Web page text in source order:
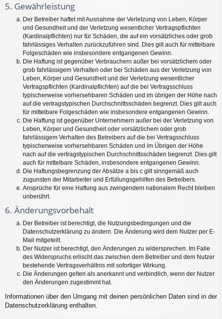
5. Gewährleistung
Der Betreiber haftet mit Ausnahme der Verletzung von Leben, Körper
und Gesundheit und der Verletzung wesentlicher Vertragspflichten
(Kardinalpflichten) nur für Schäden, die auf ein vorsätzliches oder grob
fahrlässiges Verhalten zurückzuführen sind. Dies gilt auch für mittelbare
Folgeschäden wie insbesondere entgangenen Gewinn.
Die Haftung ist gegenüber Verbrauchern außer bei vorsätzlichem oder
grob fahrlässigem Verhalten oder bei Schäden aus der Verletzung von
Leben, Körper und Gesundheit und der Verletzung wesentlicher
Vertragspflichten (Kardinalpflichten) auf die bei Vertragsschluss
typischerweise vorhersehbaren Schäden und im übrigen der Höhe nach
auf die vertragstypischen Durchschnittsschäden begrenzt. Dies gilt auch
für mittelbare Folgeschäden wie insbesondere entgangenen Gewinn.
Die Haftung ist gegenüber Unternehmern außer bei der Verletzung von
Leben, Körper und Gesundheit oder vorsätzlichem oder grob
fahrlässigem Verhalten des Betreibers auf die bei Vertragsschluss
typischerweise vorhersehbaren Schäden und im Übrigen der Höhe
nach auf die vertragstypischen Durchschnittsschäden begrenzt. Dies gilt
auch für mittelbare Schäden, insbesondere entgangenen Gewinn.
Die Haftungsbegrenzung der Absätze a bis c gilt sinngemäß auch
zugunsten der Mitarbeiter und Erfüllungsgehilfen des Betreibers.
Ansprüche für eine Haftung aus zwingendem nationalem Recht bleiben
unberührt.
6. Änderungsvorbehalt
Der Betreiber ist berechtigt, die Nutzungsbedingungen und die
Datenschutzerklärung zu ändern. Die Änderung wird dem Nutzer per E-
Mail mitgeteilt.
Der Nutzer ist berechtigt, den Änderungen zu widersprechen. Im Falle
des Widerspruchs erlischt das zwischen dem Betreiber und dem Nutzer
bestehende Vertragsverhältnis mit sofortiger Wirkung.
Die Änderungen gelten als anerkannt und verbindlich, wenn der Nutzer
den Änderungen zugestimmt hat.
Informationen über den Umgang mit deinen persönlichen Daten sind in der
Datenschutzerklärung enthalten.